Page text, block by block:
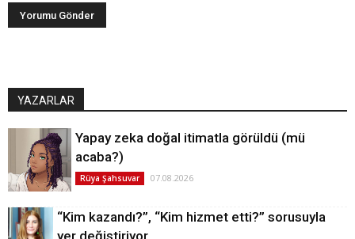
YAZARLAR
Yapay zeka doğal itimatla görüldü (mü
acaba?)
Rüya Şahsuvar 07.08.2026
“Kim kazandı?”, “Kim hizmet etti?” sorusuyla
yer değiştiriyor…